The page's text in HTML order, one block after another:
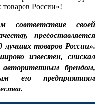
России»!
соответствие своей
предоставляется
лучших товаров России».
известен, снискал
брендом,
его предприятиям